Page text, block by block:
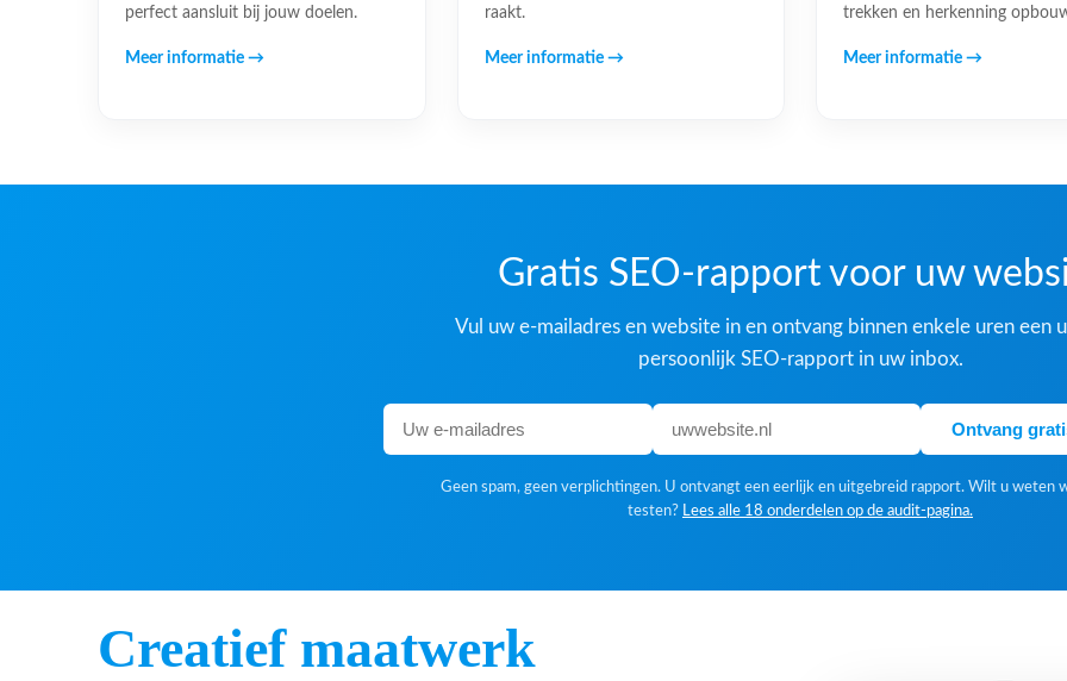
perfect aansluit bij jouw doelen.
Meer informatie →
raakt.
Meer informatie →
trekken en herkenning
Meer informatie →
Gratis SEO-rapport voor uw
Vul uw e-mailadres en website in en ontvang binnen enkele uren een
persoonlijk SEO-rapport in uw inbox.
Ontvang
Geen spam, geen verplichtingen. U ontvangt een eerlijk en uitgebreid rapport. Wilt u weten
testen? Lees alle 18 onderdelen op de audit-pagina.
Creatief maatwerk